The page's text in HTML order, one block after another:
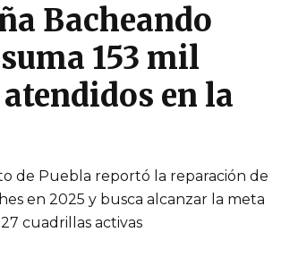
Bacheando
153 mil
en la
de Puebla reportó la reparación de
en 2025 y busca alcanzar la meta
cuadrillas activas